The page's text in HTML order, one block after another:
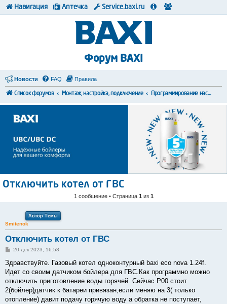
Форум BAXI
Новости FAQ Правила
Список форумов Монтаж, настройка, подключение Программирование настроек
Отключить котел от ГВС
1 сообщение • Страница 1 из 1
Автор Темы
Smitenok
Отключить котел от ГВС
С
о
б
щ
е
и
е
20 дек 2023, 16:58
Здравствуйте. Газовый котел одноконтурный baxi eco nova 1.24f.
Идет со своим датчиком бойлера для ГВС.Как программно можно
отключить приготовление воды горячей. Сейчас P00 стоит
2(бойлер)датчик к батареи привязан,если меняю на 3( только
отопление) давит подачу горячую воду а обратка не поступает,
Навигация Аптечка Service.baxi.ru